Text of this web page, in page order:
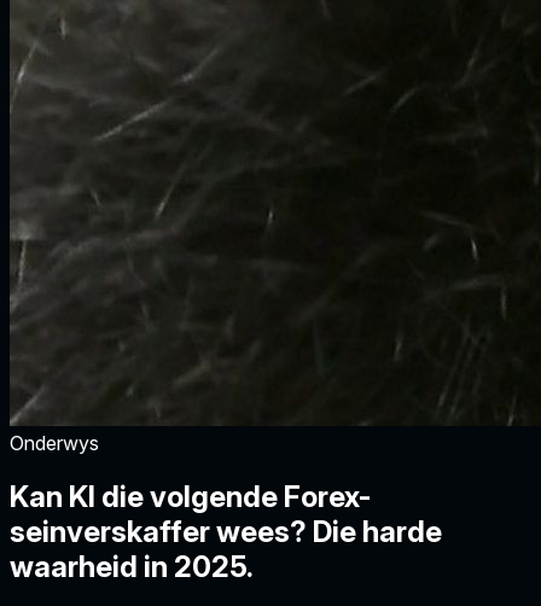
Onderwys
Kan KI die volgende Forex-
seinverskaffer wees? Die harde
waarheid in 2025.